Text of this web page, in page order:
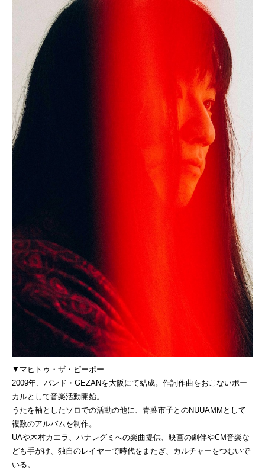
▼マヒトゥ・ザ・ピーポー
2009年、バンド・GEZANを大阪にて結成。作詞作曲をおこないボー
カルとして音楽活動開始。
うたを軸としたソロでの活動の他に、青葉市子とのNUUAMMとして
複数のアルバムを制作。
UAや木村カエラ、ハナレグミへの楽曲提供、映画の劇伴やCM音楽な
ども手がけ、独自のレイヤーで時代をまたぎ、カルチャーをつむいで
いる。